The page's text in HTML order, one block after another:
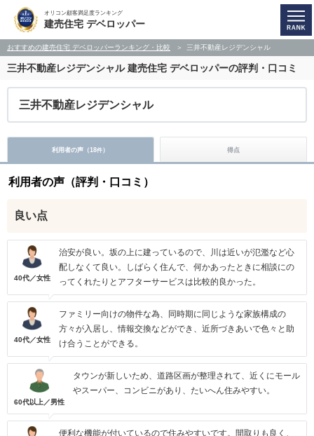
オリコン顧客満足度ランキング
建売住宅 デベロッパー
おすすめの建売住宅 デベロッパーランキング・比較 三井不動産レジデンシャル
三井不動産レジデンシャル建売住宅 デベロッパーの評判・口コミ
三井不動産レジデンシャル
利用者の声（18件） 得点
利用者の声（評判・口コミ）
良い点
40代／女性
治安が良い。坂の上に建っているので、川は近いが氾濫など心
配しなくて良い。しばらく住んで、何かあったときに相談にの
ってくれたりとアフターサービスは比較的良かった。
40代／女性
ファミリー向けの物件な為、同時期に同じような家族構成の
方々が入居し、情報交換などができ、近所づきあいで色々と助
け合うことができる。
60代以上／男性
タウンが新しいため、道路区画が整理されて、近くにモール
やスーパー、コンビニがあり、たいへん住みやすい。
便利な機能が付いているので住みやすいです。間取りも良く、